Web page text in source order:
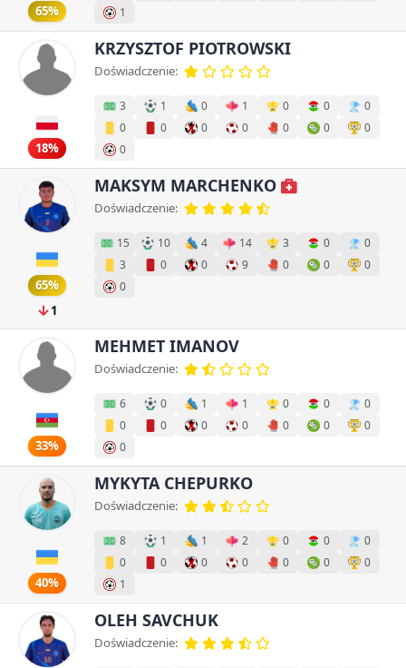
65%
1
18%
KRZYSZTOF PIOTROWSKI
Doświadczenie:
3 1 0 1 0 0
0
0
0 0 0 0 0
0
0
65%
1
MAKSYM MARCHENKO
Doświadczenie:
15 10 4 14 3 0
0
3
0 0 9 0 0
0
0
33%
MEHMET IMANOV
Doświadczenie:
6 0 1 1 0 0
0
0
0 0 0 0 0
0
0
40%
MYKYTA CHEPURKO
Doświadczenie:
8 1 1 2 0 0
0
0
0 0 0 0 0
0
1
OLEH SAVCHUK
Doświadczenie: